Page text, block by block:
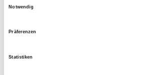
Notwendig
Präferenzen
Statistiken
Hauptstr.